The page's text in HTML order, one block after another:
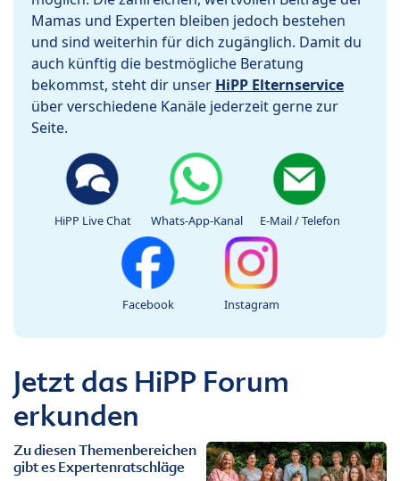
Mamas und Experten bleiben jedoch bestehen
und sind weiterhin für dich zugänglich. Damit du
auch künftig die bestmögliche Beratung
bekommst, steht dir unser HiPP Elternservice
über verschiedene Kanäle jederzeit gerne zur
Seite.
HiPP Live Chat Whats-App-Kanal E-Mail / Telefon
Facebook Instagram
Jetzt das HiPP Forum
erkunden
Zu diesen Themenbereichen
gibt es Expertenratschläge